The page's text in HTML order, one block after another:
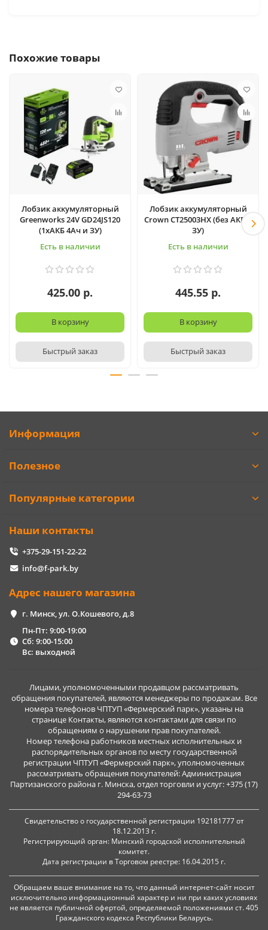
Похожие товары
Лобзик аккумуляторный
Greenworks 24V GD24JS120
(1хАКБ 4Ач и ЗУ)
Есть в наличии
425.00 р.
В корзину
Быстрый заказ
Лобзик аккумуляторный
Crown CT25003HX (без АКБ и
ЗУ)
Есть в наличии
445.55 р.
В корзину
Быстрый заказ
Информация
Полезное
Популярные категории
Наши контакты
+375-29-151-22-22
info@f-park.by
Адрес нашего магазина
г. Минск, ул. О.Кошевого, д.8
Пн-Пт: 9:00-19:00
Сб: 9:00-15:00
Вс: выходной
Лицами, уполномоченными продавцом рассматривать
обращения покупателей, являются менеджеры по продажам. Все
номера телефонов ЧПТУП «Фермерский парк», указаны на
странице Контакты, являются контактами для связи по
обращениям о нарушении прав покупателей.
Номер телефона работников местных исполнительных и
распорядительных органов по месту государственной
регистрации ЧПТУП «Фермерский парк», уполномоченных
рассматривать обращения покупателей: Администрация
Партизанского района г. Минска, отдел торговли и услуг: +375 (17)
294-63-73
Свидетельство о государственной регистрации 192181777 от
18.12.2013 г.
Регистрирующий орган: Минский городской исполнительный
комитет.
Дата регистрации в Торговом реестре: 16.04.2015 г.
Обращаем ваше внимание на то, что данный интернет-сайт носит
исключительно информационный характер и ни при каких условиях
не является публичной офертой, определяемой положениями ст. 405
Гражданского кодекса Республики Беларусь.